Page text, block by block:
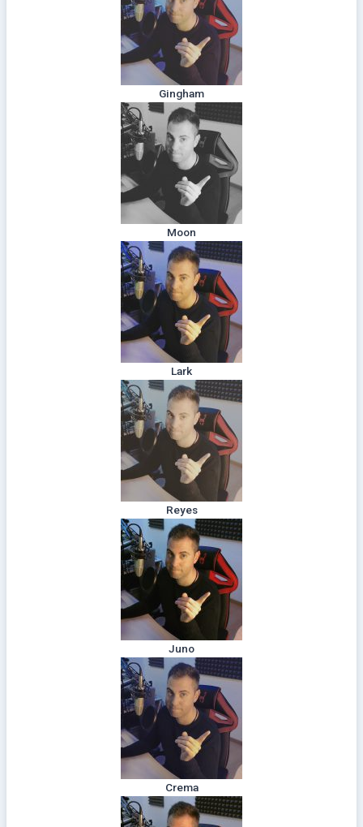
Gingham
Moon
Lark
Reyes
Juno
Crema